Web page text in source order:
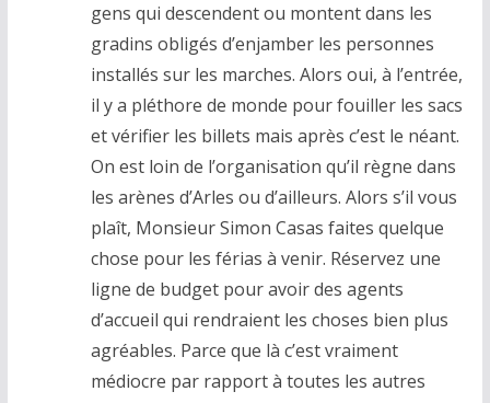
gens qui descendent ou montent dans les
gradins obligés d’enjamber les personnes
installés sur les marches. Alors oui, à l’entrée,
il y a pléthore de monde pour fouiller les sacs
et vérifier les billets mais après c’est le néant.
On est loin de l’organisation qu’il règne dans
les arènes d’Arles ou d’ailleurs. Alors s’il vous
plaît, Monsieur Simon Casas faites quelque
chose pour les férias à venir. Réservez une
ligne de budget pour avoir des agents
d’accueil qui rendraient les choses bien plus
agréables. Parce que là c’est vraiment
médiocre par rapport à toutes les autres